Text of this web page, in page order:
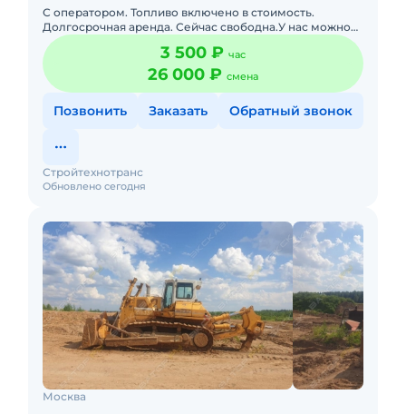
С оператором. Топливо включено в стоимость.
Долгосрочная аренда. Сейчас свободна.У нас можно
взять бульдозер в аренду недорого. Общего,
специального и многоцеле
3 500 ₽ час
26 000 ₽ смена
Позвонить Заказать Обратный звонок
Обновлено сегодня
Стройтехнотранс
Москва